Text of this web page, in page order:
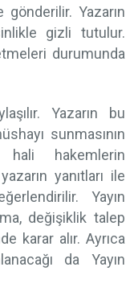
Yazarın
gizli tutulur.
durumunda
Yazarın bu
sunmasının
hali hakemlerin
yanıtları ile
Yayın
değişiklik talep
karar alır. Ayrıca
da Yayın